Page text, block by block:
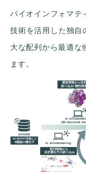
バイオインフォマテ
技術を活用した独
大な配列から最適な
ます。